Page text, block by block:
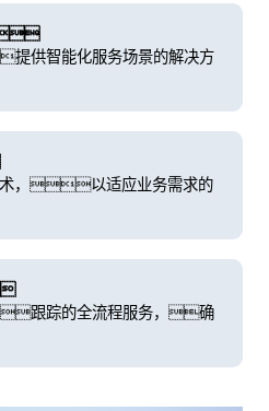

供智能化服务场景的解决方
术，以适应业务需求的
跟踪的全流程服务，确